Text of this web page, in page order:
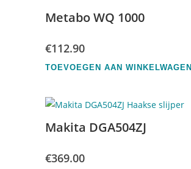
Metabo WQ 1000
€112.90
TOEVOEGEN AAN WINKELWAGEN
Makita DGA504ZJ
€369.00